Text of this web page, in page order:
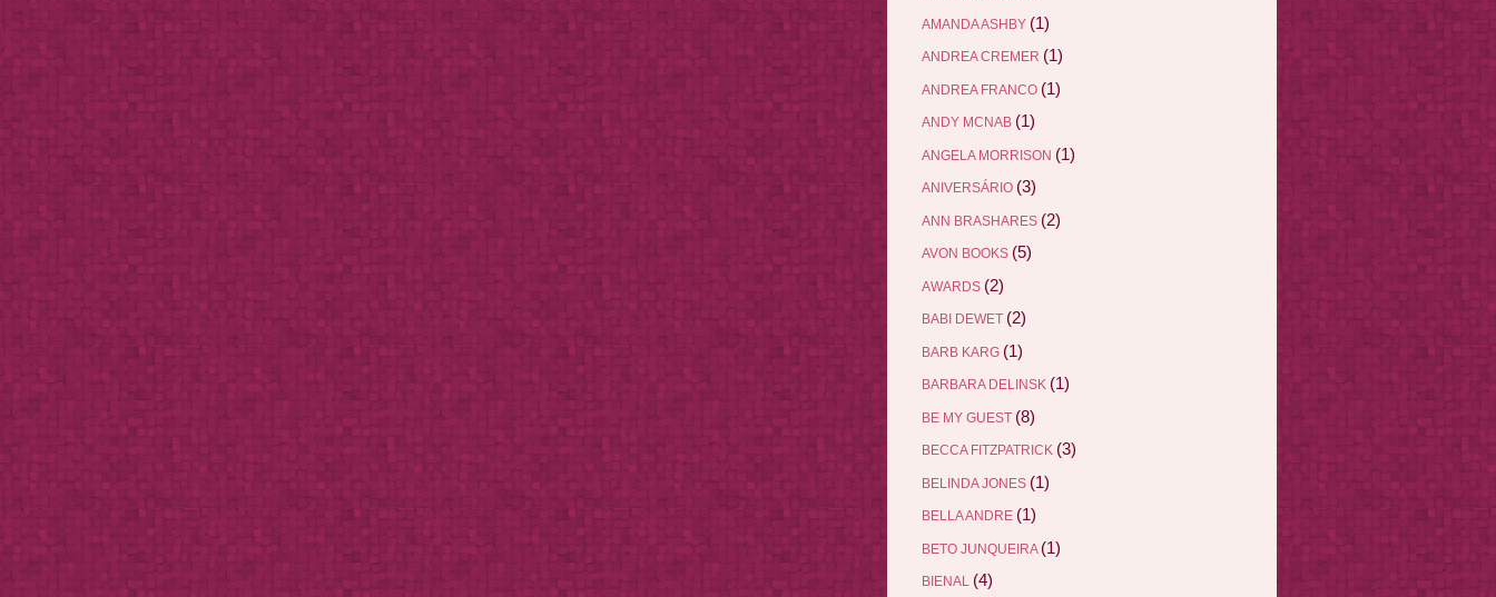
AMANDA ASHBY (1)
ANDREA CREMER (1)
ANDREA FRANCO (1)
ANDY MCNAB (1)
ANGELA MORRISON (1)
ANIVERSÁRIO (3)
ANN BRASHARES (2)
AVON BOOKS (5)
AWARDS (2)
BABI DEWET (2)
BARB KARG (1)
BARBARA DELINSK (1)
BE MY GUEST (8)
BECCA FITZPATRICK (3)
BELINDA JONES (1)
BELLA ANDRE (1)
BETO JUNQUEIRA (1)
BIENAL (4)